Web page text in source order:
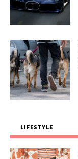
LIFESTYLE